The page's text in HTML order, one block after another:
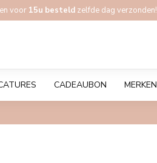
voor 15u besteld zelfde dag verzonden!
CADEAUBON MERKEN